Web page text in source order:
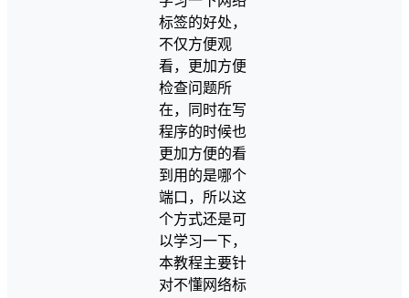
标签的好处，
不仅方便观
看，更加方便
检查问题所
在，同时在写
程序的时候也
更加方便的看
到用的是哪个
端口，所以这
个方式还是可
以学习一下，
本教程主要针
对不懂网络标